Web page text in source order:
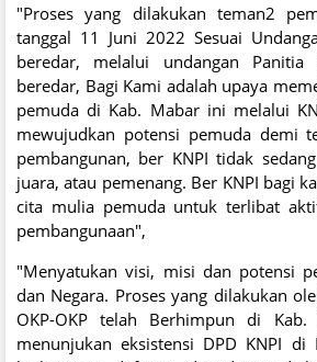
"Proses yang dilakukan teman2
tanggal 11 Juni 2022 Sesuai
beredar, melalui undangan Panitia
beredar, Bagi Kami adalah upaya
pemuda di Kab. Mabar ini melalui
mewujudkan potensi pemuda demi
pembangunan, ber KNPI tidak
juara, atau pemenang. Ber KNPI bagi
cita mulia pemuda untuk terlibat
pembangunaan",
"Menyatukan visi, misi dan potensi
dan Negara. Proses yang dilakukan
OKP-OKP telah Berhimpun di
menunjukan eksistensi DPD KNPI di